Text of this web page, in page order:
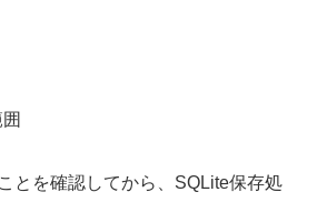
とを確認してから、SQLite保存処